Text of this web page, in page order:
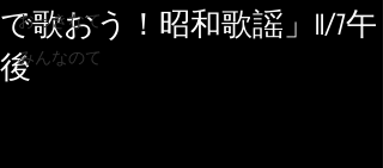
おっきなて
みんなのて
で歌おう！昭和歌謡」11/7午
後